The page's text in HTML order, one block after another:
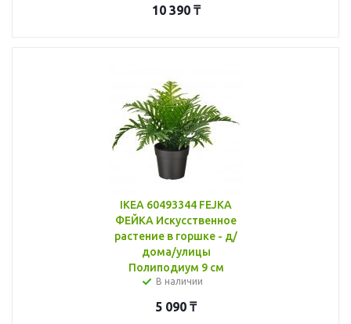
10 390₸
IKEA 60493344 FEJKA
ФЕЙКА Искусственное
растение в горшке - д/
дома/улицы
Полиподиум 9 см
В наличии
5 090 ₸